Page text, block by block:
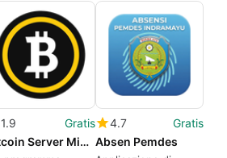
1.9
Gratis
Bitcoin Server Mining
4.7
Gratis
Absen Pemdes